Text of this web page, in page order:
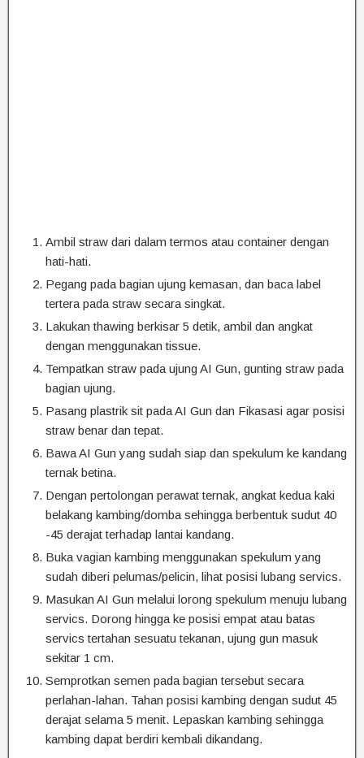
Ambil straw dari dalam termos atau container dengan
hati-hati.
Pegang pada bagian ujung kemasan, dan baca label
tertera pada straw secara singkat.
Lakukan thawing berkisar 5 detik, ambil dan angkat
dengan menggunakan tissue.
Tempatkan straw pada ujung AI Gun, gunting straw pada
bagian ujung.
Pasang plastrik sit pada AI Gun dan Fikasasi agar posisi
straw benar dan tepat.
Bawa AI Gun yang sudah siap dan spekulum ke kandang
ternak betina.
Dengan pertolongan perawat ternak, angkat kedua kaki
belakang kambing/domba sehingga berbentuk sudut 40
-45 derajat terhadap lantai kandang.
Buka vagian kambing menggunakan spekulum yang
sudah diberi pelumas/pelicin, lihat posisi lubang servics.
Masukan AI Gun melalui lorong spekulum menuju lubang
servics. Dorong hingga ke posisi empat atau batas
servics tertahan sesuatu tekanan, ujung gun masuk
sekitar 1 cm.
Semprotkan semen pada bagian tersebut secara
perlahan-lahan. Tahan posisi kambing dengan sudut 45
derajat selama 5 menit. Lepaskan kambing sehingga
kambing dapat berdiri kembali dikandang.